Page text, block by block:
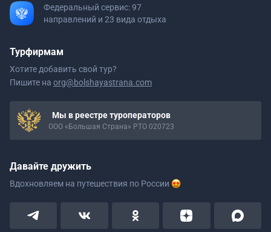
Федеральный сервис: 97
направлений и 23 вида отдыха
Турфирмам
Хотите добавить свой тур?
Пишите на org@bolshayastrana.com
Мы в реестре туроператоров
ООО «Большая Страна» РТО 020723
Давайте дружить
Вдохновляем на путешествия по России